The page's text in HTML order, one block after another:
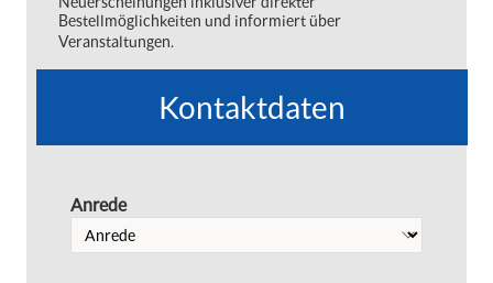
Bestellmöglichkeiten und informiert über
Veranstaltungen.
Kontaktdaten
Anrede